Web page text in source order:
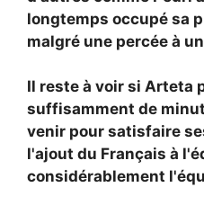
longtemps occupé sa
malgré une percée à
Il reste à voir si Arteta
suffisamment de
venir pour satisfaire
l'ajout du Français à
considérablement